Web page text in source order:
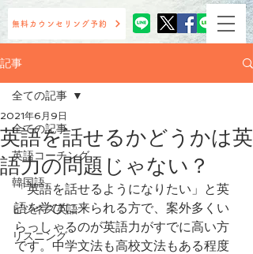
無料カウンセリング予約
記事
全ての記事
英語コーチング
韓国語
ビジネス英語
リスニング
全ての記事
英語を話せるかどうかは英
語力の問題じゃない？
2021年6月9日
「英語を話せるようになりたい」と英
語を学びに来られる方で、案外多くい
らっしゃるのが英語力がすでに高い方
です。中学文法も高校文法もある程度